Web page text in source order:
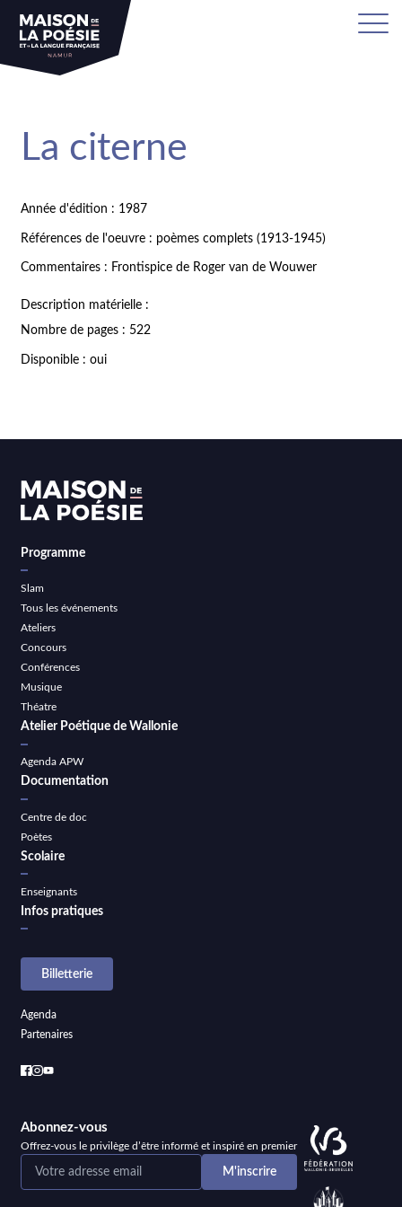
La citerne
Année d'édition : 1987
Références de l'oeuvre : poèmes complets (1913-1945)
Commentaires : Frontispice de Roger van de Wouwer
Description matérielle :
Nombre de pages : 522
Disponible : oui
Programme
Slam
Tous les événements
Ateliers
Concours
Conférences
Musique
Théatre
Atelier Poétique de Wallonie
Agenda APW
Documentation
Centre de doc
Poètes
Scolaire
Enseignants
Infos pratiques
Billetterie
Agenda
Partenaires
Abonnez-vous
Offrez-vous le privilège d’être informé et inspiré en premier